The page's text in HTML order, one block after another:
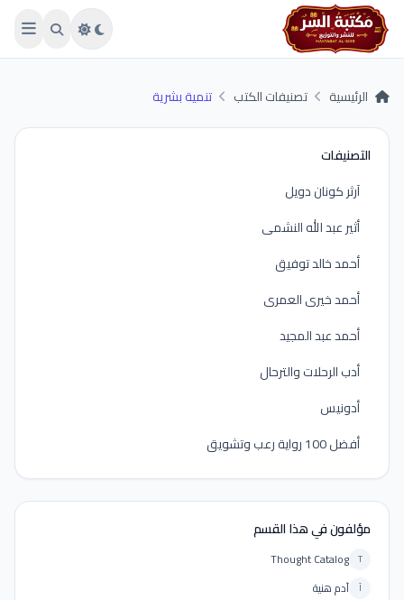
Skip to main content
الرئيسية تصنيفات الكتب تنمية بشرية
التصنيفات
آرثر كونان دويل
أثير عبد الله النشمى
أحمد خالد توفيق
أحمد خيرى العمرى
أحمد عبد المجيد
أدب الرحلات والترحال
أدونيس
أفضل 100 رواية رعب وتشويق
مؤلفون في هذا القسم
T
Thought Catalog
آ آدم هنية